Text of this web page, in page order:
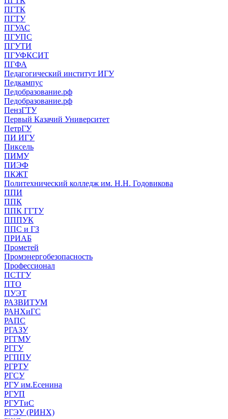
ПГТК
ПГТУ
ПГУАС
ПГУПС
ПГУТИ
ПГУФКСИТ
ПГФА
Педагогический институт ИГУ
Педкампус
Педобразование.рф
Педобразование.рф
ПензГТУ
Первый Казачий Университет
ПетрГУ
ПИ ИГУ
Пиксель
ПИМУ
ПИЭФ
ПКЖТ
Политехнический колледж им. Н.Н. Годовикова
ППИ
ППК
ППК ГГТУ
ПППУК
ППС и ГЗ
ПРИАБ
Прометей
Промэнергобезопасность
Профессионал
ПСТГУ
ПТО
ПУЭТ
РАЗВИТУМ
РАНХиГС
РАПС
РГАЗУ
РГГМУ
РГГУ
РГППУ
РГРТУ
РГСУ
РГУ им.Есенина
РГУП
РГУТиС
РГЭУ (РИНХ)